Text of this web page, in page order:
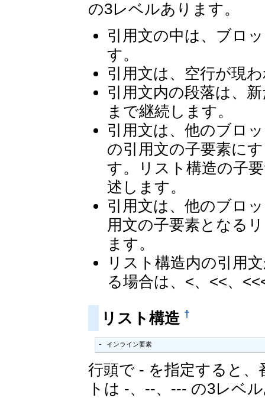
の3レベルあります。
引用文の中は、ブロ
す。
引用文は、空行が現
引用文内の段落は、
まで継続します。
引用文は、他のブロ
の引用文の子要素に
す。リスト構造の子
述します。
引用文は、他のブロ
用文の子要素となる
ます。
リスト構造内の引用
る場合は、<、<<、
リスト構造 †
- インライン要素
行頭で - を指定すると
トは -、--、--- の3レベ